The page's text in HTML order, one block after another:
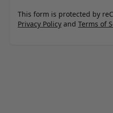
This form is protected by
Privacy Policy and Terms of